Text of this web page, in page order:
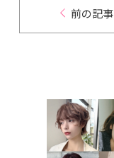
前の記事